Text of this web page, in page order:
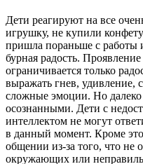
Дети реагируют на все
игрушку, не купили
пришла пораньше с работы
бурная радость.
ограничивается только
выражать гнев, удивление,
сложные эмоции. Но далеко
осознанными. Дети с
интеллектом не могут
в данный момент. Кроме
общении из-за того, что не
окружающих или